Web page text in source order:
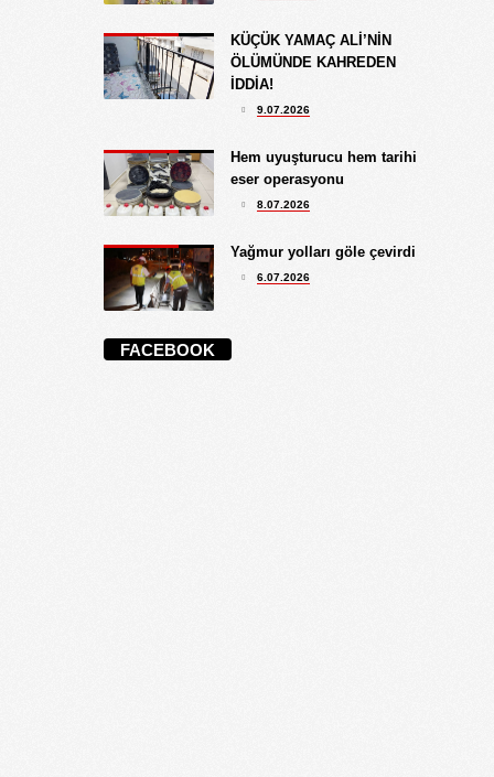
KÜÇÜK YAMAÇ ALİ’NİN
ÖLÜMÜNDE KAHREDEN
İDDİA!
9.07.2026
Hem uyuşturucu hem tarihi
eser operasyonu
8.07.2026
Yağmur yolları göle çevirdi
6.07.2026
FACEBOOK